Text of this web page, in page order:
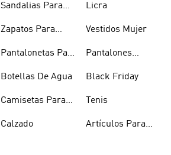
Sandalias Para
Zapatos Para
Pantalonetas Para
Botellas De Agua
Camisetas Para
Calzado
Licra
Vestidos Mujer
Pantalones
Black Friday
Tenis
Artículos Para